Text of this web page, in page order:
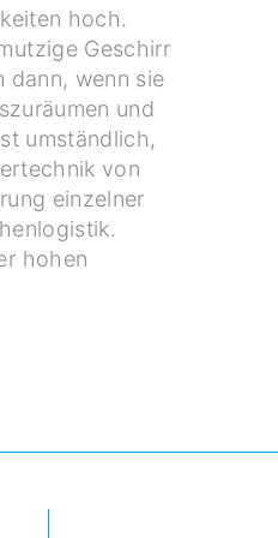
hoch.
Geschirr
dann, wenn sie
und
umständlich,
von
einzelner
hohen